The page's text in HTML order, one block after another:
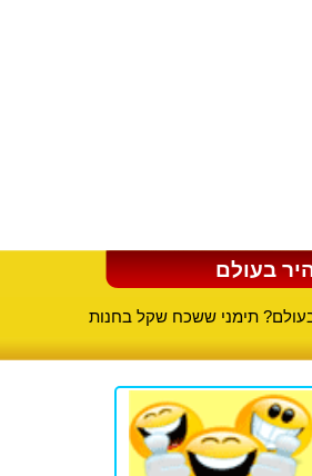
בעולם
תימני ששכח שקל בחנות